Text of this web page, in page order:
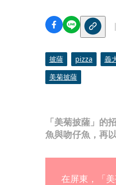
「美菊披薩」的
魚與吻仔魚，再
披薩 pizza 義
美菊披薩
在屏東，「